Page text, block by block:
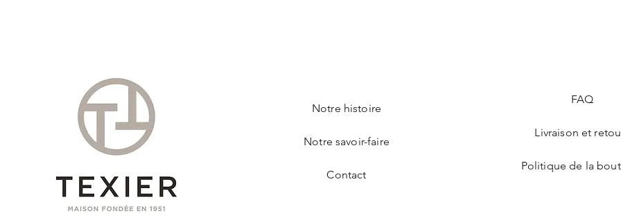
Notre histoire
Notre savoir-faire
Contact
FAQ
Livraison et
Politique de la